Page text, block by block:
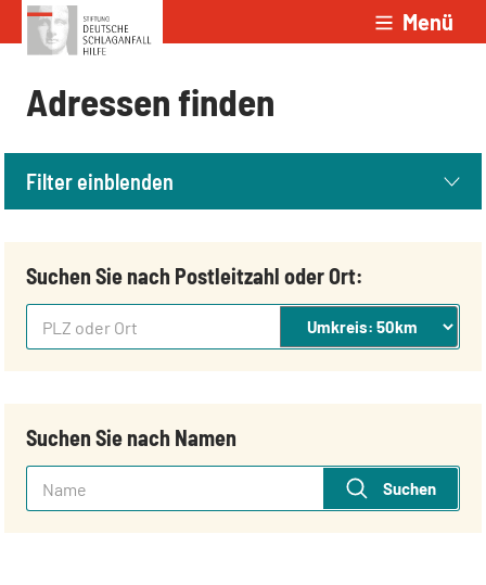
Zum Inhalt springen Menü
Adressen finden
Suchen Sie nach Postleitzahl oder Ort:
PLZ oder Ort
Suchen Sie nach Namen
Suchen
Filter einblenden